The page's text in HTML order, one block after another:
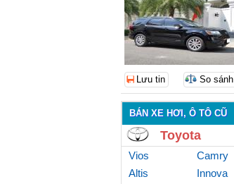
Lưu tin So sánh
BÁN XE HƠI, Ô TÔ CŨ
Toyota
Vios
Camry
Altis
Innova